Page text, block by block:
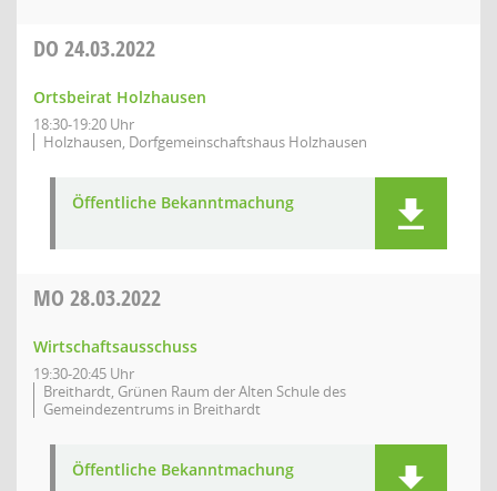
DO 24.03.2022
Ortsbeirat Holzhausen
18:30-19:20 Uhr
Holzhausen, Dorfgemeinschaftshaus Holzhausen
Öffentliche Bekanntmachung
MO 28.03.2022
Wirtschaftsausschuss
19:30-20:45 Uhr
Breithardt, Grünen Raum der Alten Schule des
Gemeindezentrums in Breithardt
Öffentliche Bekanntmachung